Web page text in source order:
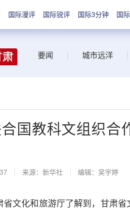
国际漫评 国际锐评 国际3分钟 国
要闻 城市远洋
国教科文组织合
来源： 新华社 编辑：吴宇婷
化和旅游厅了解到，甘肃省